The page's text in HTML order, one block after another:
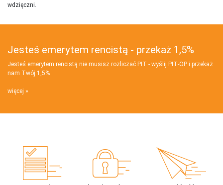
wdzięczni.
Jesteś emerytem rencistą - przekaż 1,5%
Jesteś emerytem rencistą nie musisz rozliczać PIT - wyślij PIT‑OP i przekaż
nam Twój 1,5%
więcej